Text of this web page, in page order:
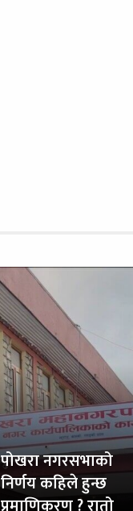
पोखरा नगरसभाको
निर्णय कहिले हुन्छ